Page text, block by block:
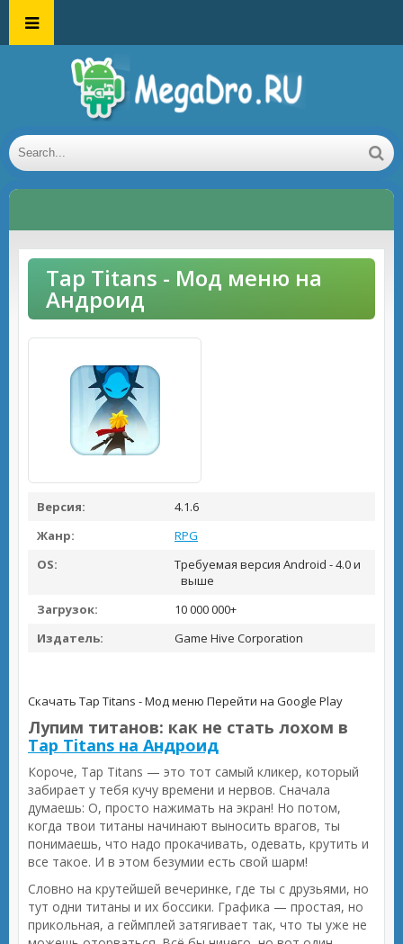
Tap Titans - Мод меню на
Андроид
Версия:
4.1.6
Жанр:
RPG
OS:
Требуемая версия Android - 4.0 и
выше
Загрузок:
10 000 000+
Издатель:
Game Hive Corporation
Скачать Tap Titans - Мод меню Перейти на Google Play
Лупим титанов: как не стать лохом в
Tap Titans на Андроид
Короче, Tap Titans — это тот самый кликер, который
забирает у тебя кучу времени и нервов. Сначала
думаешь: О, просто нажимать на экран! Но потом,
когда твои титаны начинают выносить врагов, ты
понимаешь, что надо прокачивать, одевать, крутить и
все такое. И в этом безумии есть свой шарм!
Словно на крутейшей вечеринке, где ты с друзьями, но
тут одни титаны и их боссики. Графика — простая, но
прикольная, а геймплей затягивает так, что ты уже не